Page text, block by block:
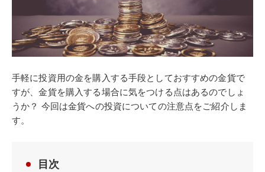
手軽に投資用の金を購入する手段としておすすめの金貨で
すが、金貨を購入する場合に気をつける点はあるのでしょ
うか？ 今回は金貨への投資についての注意点をご紹介しま
す。
目次